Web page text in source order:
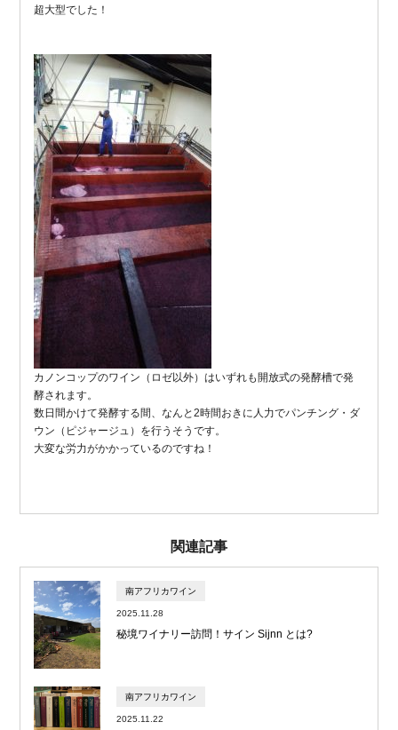
超大型でした！
カノンコップのワイン（ロゼ以外）はいずれも開放式の発酵槽で発
酵されます。
数日間かけて発酵する間、なんと2時間おきに人力でパンチング・ダ
ウン（ピジャージュ）を行うそうです。
大変な労力がかかっているのですね！
関連記事
南アフリカワイン
2025.11.28
秘境ワイナリー訪問！サイン Sijnn とは?
南アフリカワイン
2025.11.22